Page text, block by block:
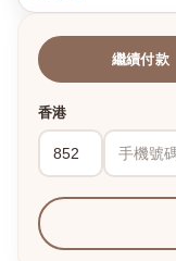
繼續付款
香港